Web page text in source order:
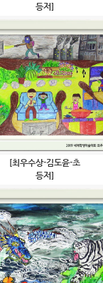
등저]
[최우수상-김도윤-초
등저]